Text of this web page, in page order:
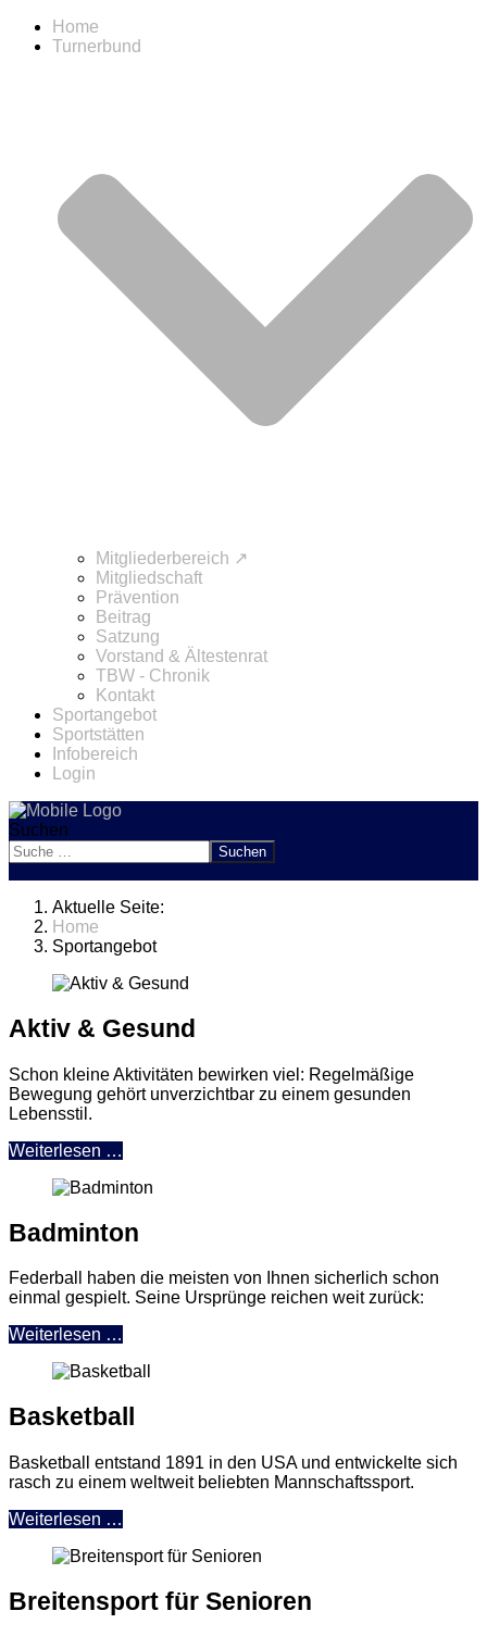
Home
Turnerbund
Mitgliederbereich ↗
Mitgliedschaft
Prävention
Beitrag
Satzung
Vorstand & Ältestenrat
TBW - Chronik
Kontakt
Sportangebot
Sportstätten
Infobereich
Login
Suchen
Suchen
Aktuelle Seite:
Home
Sportangebot
Aktiv & Gesund
Schon kleine Aktivitäten bewirken viel: Regelmäßige
Bewegung gehört unverzichtbar zu einem gesunden
Lebensstil.
Weiterlesen …
Badminton
Federball haben die meisten von Ihnen sicherlich schon
einmal gespielt. Seine Ursprünge reichen weit zurück:
Weiterlesen …
Basketball
Basketball entstand 1891 in den USA und entwickelte sich
rasch zu einem weltweit beliebten Mannschaftssport.
Weiterlesen …
Breitensport für Senioren